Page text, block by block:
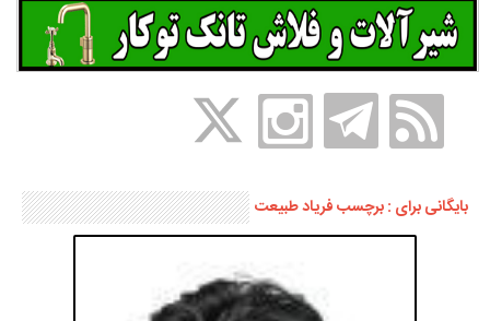
بایگانی برای : برچسب فریاد طبیعت